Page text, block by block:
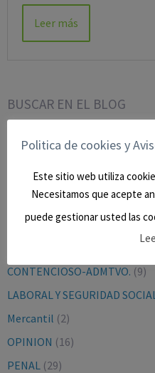
Leer más
BUSCAR EN EL BLOG
CATEGORÍAS
BLOG(9)
CONTENCIOSO-ADMTVO. (9)
LABORAL Y SEGURIDAD SOCIAL
Mercantil (2)
OPINION (16)
PENAL (29)
Politica de cookies y
Este sitio web utiliza
Necesitamos que acepte
puede gestionar usted las